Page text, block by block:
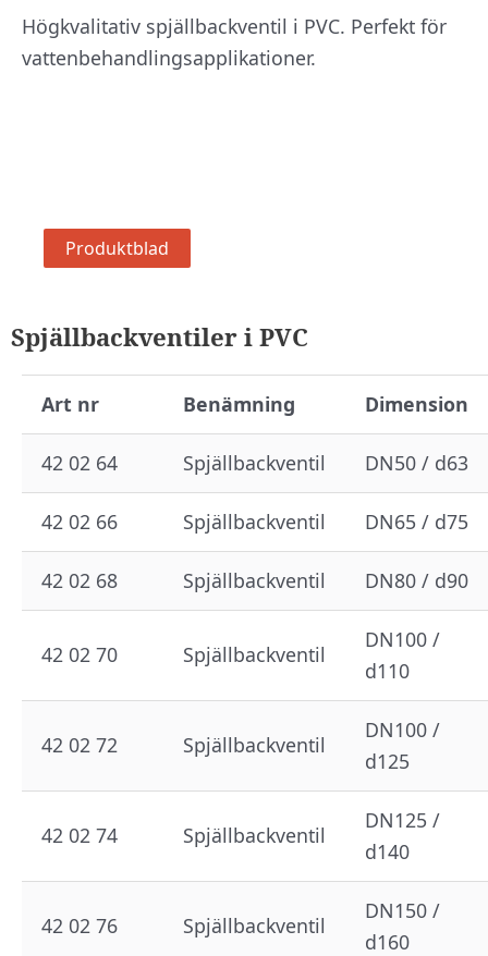
Högkvalitativ spjällbackventil i PVC. Perfekt för
vattenbehandlingsapplikationer.
Produktblad
Spjällbackventiler i PVC
Art nr Benämning Dimension
42 02 64 Spjällbackventil DN50 / d63
42 02 66 Spjällbackventil DN65 / d75
42 02 68 Spjällbackventil DN80 / d90
42 02 70 Spjällbackventil
DN100 /
d110
42 02 72 Spjällbackventil
DN100 /
d125
42 02 74 Spjällbackventil
DN125 /
d140
42 02 76 Spjällbackventil
DN150 /
d160